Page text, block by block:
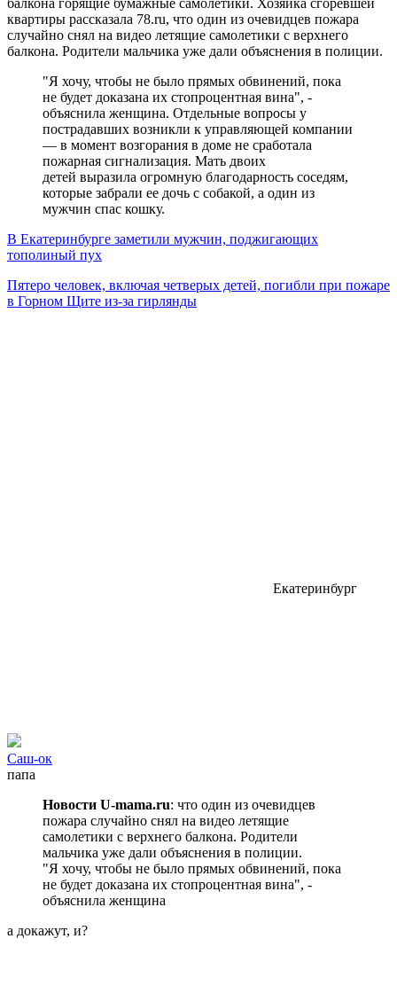
квартиры рассказала 78.ru, что один из очевидцев пожара
случайно снял на видео летящие самолетики с верхнего
балкона. Родители мальчика уже дали объяснения в полиции.
"Я хочу, чтобы не было прямых обвинений, пока
не будет доказана их стопроцентная вина", -
объяснила женщина. Отдельные вопросы у
пострадавших возникли к управляющей компании
— в момент возгорания в доме не сработала
пожарная сигнализация. Мать двоих
детей выразила огромную благодарность соседям,
которые забрали ее дочь с собакой, а один из
мужчин спас кошку.
В Екатеринбурге заметили мужчин, поджигающих
тополиный пух
Пятеро человек, включая четверых детей, погибли при пожаре
в Горном Щите из-за гирлянды
Екатеринбург
Сaш-ок
папа
Новости U-mama.ru: что один из очевидцев
пожара случайно снял на видео летящие
самолетики с верхнего балкона. Родители
мальчика уже дали объяснения в полиции.
"Я хочу, чтобы не было прямых обвинений, пока
не будет доказана их стопроцентная вина", -
объяснила женщина
а докажут, и?